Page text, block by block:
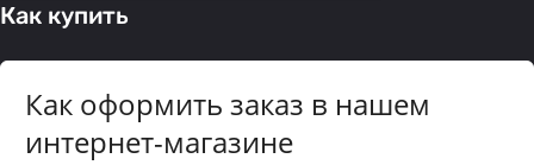
Как купить
Как оформить заказ в нашем
интернет-магазине